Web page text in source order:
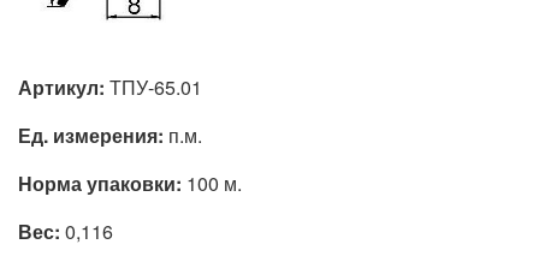
Артикул: ТПУ-65.01
Ед. измерения: п.м.
Норма упаковки: 100 м.
Вес: 0,116